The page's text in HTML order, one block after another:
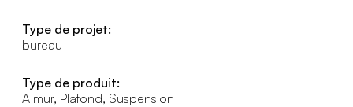
Type de projet:
bureau
Type de produit:
A mur, Plafond, Suspension